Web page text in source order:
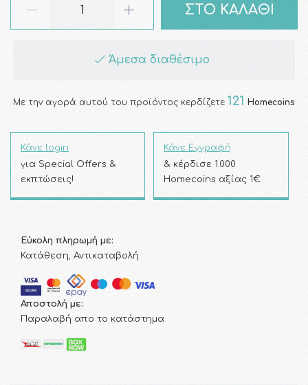
ΣΤΟ ΚΑΛΑΘΙ
Άμεσα διαθέσιμο
Με την αγορά αυτού του προϊόντος κερδίζετε 121 Homecoins
Κάνε login
για Special Offers &
εκπτώσεις!
Κάνε Εγγραφή
& κέρδισε 1.000
Homecoins αξίας 1€
Εύκολη πληρωμή με:
Κατάθεση, Αντικαταβολή
Αποστολή με:
Παραλαβή απο το κατάστημα